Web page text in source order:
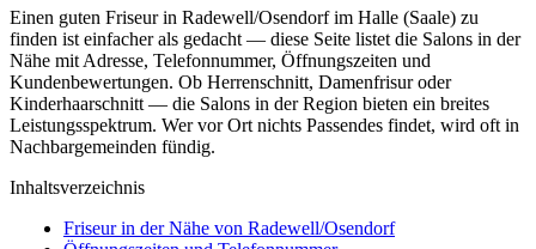
Einen guten Friseur in Radewell/Osendorf im Halle (Saale) zu
finden ist einfacher als gedacht — diese Seite listet die Salons in der
Nähe mit Adresse, Telefonnummer, Öffnungszeiten und
Kundenbewertungen. Ob Herrenschnitt, Damenfrisur oder
Kinderhaarschnitt — die Salons in der Region bieten ein breites
Leistungsspektrum. Wer vor Ort nichts Passendes findet, wird oft in
Nachbargemeinden fündig.
Inhaltsverzeichnis
Friseur in der Nähe von Radewell/Osendorf